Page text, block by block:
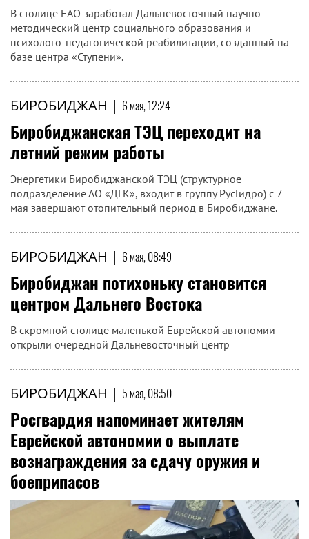
В столице ЕАО заработал Дальневосточный научно-
методический центр социального образования и
психолого-педагогической реабилитации, созданный на
базе центра «Ступени».
БИРОБИДЖАН | 6 мая, 12:24
Биробиджанская ТЭЦ переходит на
летний режим работы
Энергетики Биробиджанской ТЭЦ (структурное
подразделение АО «ДГК», входит в группу РусГидро) с 7
мая завершают отопительный период в Биробиджане.
БИРОБИДЖАН | 6 мая, 08:49
Биробиджан потихоньку становится
центром Дальнего Востока
В скромной столице маленькой Еврейской автономии
открыли очередной Дальневосточный центр
БИРОБИДЖАН | 5 мая, 08:50
Росгвардия напоминает жителям
Еврейской автономии о выплате
вознаграждения за сдачу оружия и
боеприпасов